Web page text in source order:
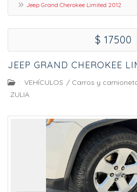
Jeep Grand Cherokee Limited 2012
$ 17500
JEEP GRAND CHEROKEE
: VEHÍCULOS / Carros y
ZULIA